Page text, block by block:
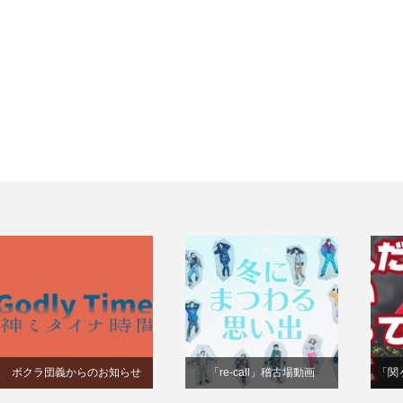
ボクラ団義からのお知らせ 「re-call」稽古場動画 「